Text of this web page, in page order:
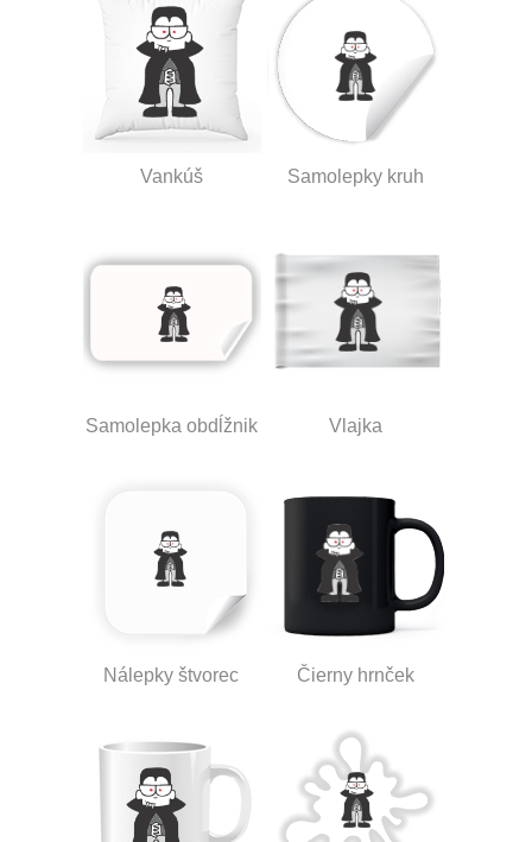
Vankúš Samolepky kruh
Samolepka obdĺžnik Vlajka
Nálepky štvorec Čierny hrnček